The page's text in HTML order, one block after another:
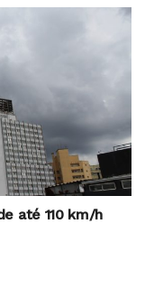
até 110 km/h